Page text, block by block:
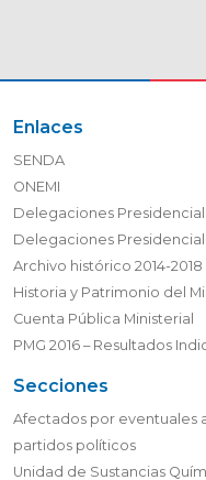
Enlaces
SENDA
ONEMI
Delegaciones
Delegaciones
Archivo histórico 2014-2018
Historia y Patrimonio del
Cuenta Pública Ministerial
PMG 2016 – Resultados
Secciones
Afectados por eventuales
partidos políticos
Unidad de Sustancias